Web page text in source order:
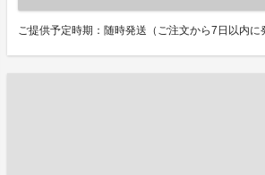
ご提供予定時期：随時発送（ご注文から7日以内に